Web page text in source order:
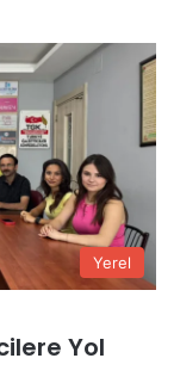
Yerel
Yol